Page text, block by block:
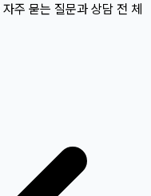
자주 묻는 질문과 상담 전 체